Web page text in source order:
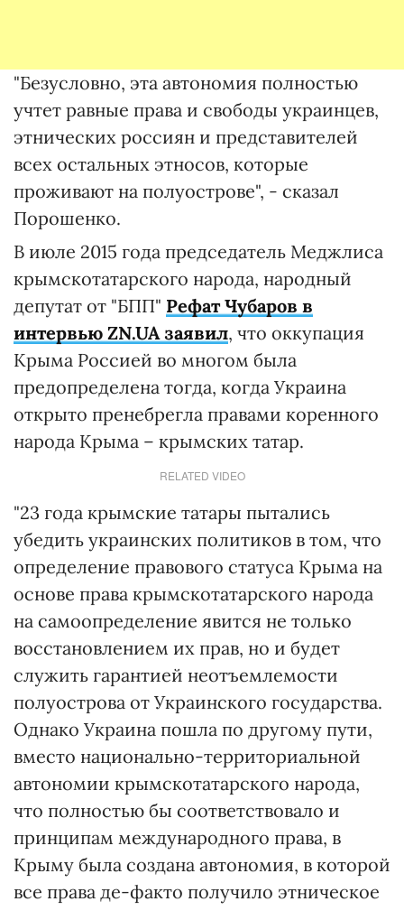
"Безусловно, эта автономия полностью
учтет равные права и свободы украинцев,
этнических россиян и представителей
всех остальных этносов, которые
проживают на полуострове", - сказал
Порошенко.
В июле 2015 года председатель Меджлиса
крымскотатарского народа, народный
депутат от "БПП" Рефат Чубаров в
интервью ZN.UA заявил, что оккупация
Крыма Россией во многом была
предопределена тогда, когда Украина
открыто пренебрегла правами коренного
народа Крыма – крымских татар.
RELATED VIDEO
"23 года крымские татары пытались
убедить украинских политиков в том, что
определение правового статуса Крыма на
основе права крымскотатарского народа
на самоопределение явится не только
восстановлением их прав, но и будет
служить гарантией неотъемлемости
полуострова от Украинского государства.
Однако Украина пошла по другому пути,
вместо национально-территориальной
автономии крымскотатарского народа,
что полностью бы соответствовало и
принципам международного права, в
Крыму была создана автономия, в которой
все права де-факто получило этническое